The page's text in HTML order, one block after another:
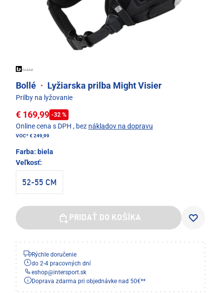
Bollé · Lyžiarska prilba Might Visier
Prilby na lyžovanie
€ 169,99 -32 %
Online cena s DPH , bez nákladov na dopravu
VOC*€ 249,99
Farba: biela
Veľkosť:
52-55 CM
PRIDAŤ DO KOŠÍKA
Rýchle doručenie
do 2-4 pracovných dní
eshop@intersport.sk
Doprava zdarma pri objednávke nad 50€**